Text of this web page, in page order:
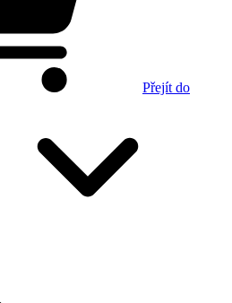
Přejít do